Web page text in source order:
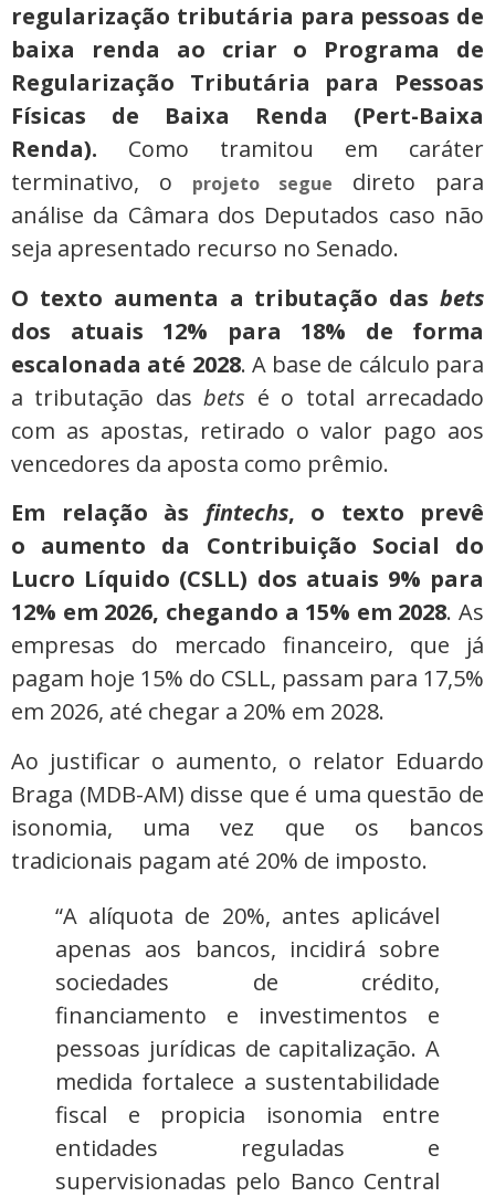
regularização tributária para pessoas de
baixa renda ao criar o Programa de
Regularização Tributária para Pessoas
Físicas de Baixa Renda (Pert-Baixa
Renda). Como tramitou em caráter
terminativo, o
projeto segue
direto para
análise da Câmara dos Deputados caso não
seja apresentado recurso no Senado.
O texto aumenta a tributação das bets
dos atuais 12% para 18% de forma
escalonada até 2028. A base de cálculo para
a tributação dasbets é o total arrecadado
com as apostas, retirado o valor pago aos
vencedores da aposta como prêmio.
Em relação às fintechs, o texto prevê
o aumento da Contribuição Social do
Lucro Líquido (CSLL) dos atuais 9% para
12% em 2026, chegando a 15% em 2028. As
empresas do mercado financeiro, que já
pagam hoje 15% do CSLL, passam para 17,5%
em 2026, até chegar a 20% em 2028.
Ao justificar o aumento, o relator Eduardo
Braga (MDB-AM) disse que é uma questão de
isonomia, uma vez que os bancos
tradicionais pagam até 20% de imposto.
“A alíquota de 20%, antes aplicável
apenas aos bancos, incidirá sobre
sociedades de crédito,
financiamento e investimentos e
pessoas jurídicas de capitalização. A
medida fortalece a sustentabilidade
fiscal e propicia isonomia entre
entidades reguladas e
supervisionadas pelo Banco Central